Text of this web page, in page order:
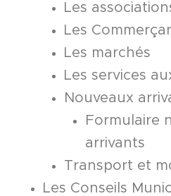
Les
Les
Les marchés
Les services
Nouveaux
Formulaire
arrivants
Transport et
Les Conseils